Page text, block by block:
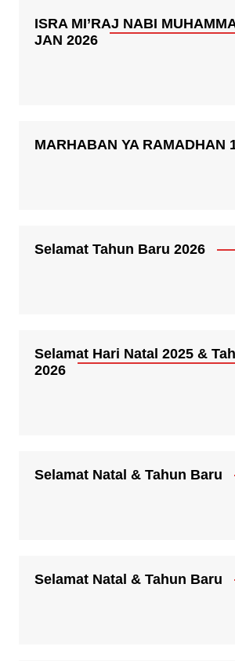
ISRA MI’RAJ NABI
JAN 2026
MARHABAN YA RAMADHAN
Selamat Tahun Baru 2026
Selamat Hari Natal 2025 &
2026
Selamat Natal & Tahun Baru
Selamat Natal & Tahun Baru